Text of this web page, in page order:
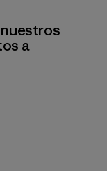
nuestros
a